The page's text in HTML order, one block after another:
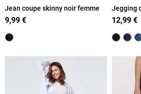
Jean coupe skinny noir femme
9,99 €
Jegging
12,99 €